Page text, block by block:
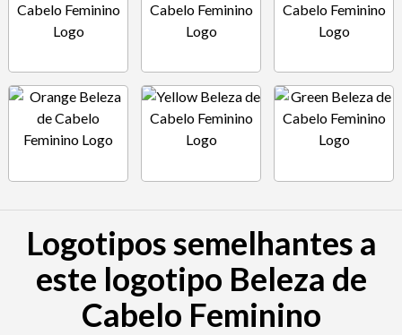
Logotipos semelhantes a
este logotipo Beleza de
Cabelo Feminino